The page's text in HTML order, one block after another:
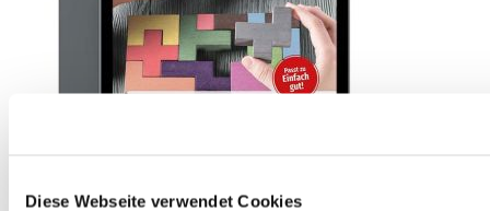
Diese Webseite verwendet Cookies